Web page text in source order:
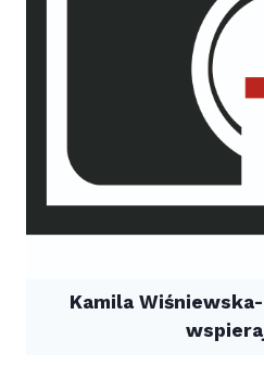
Kamila Wiśniewska-